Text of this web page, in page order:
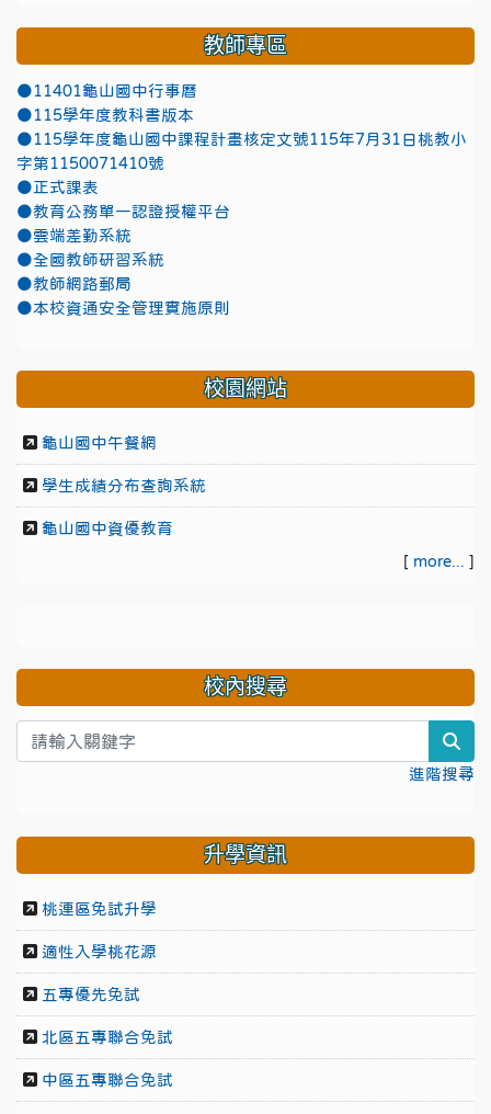
教師專區
●11401龜山國中行事曆
●115學年度教科書版本
●115學年度龜山國中課程計畫核定文號115年7月31日桃教小
字第1150071410號
●正式課表
●教育公務單一認證授權平台
●雲端差勤系統
●全國教師研習系統
●教師網路郵局
●本校資通安全管理實施原則
校園網站
龜山國中午餐網
學生成績分布查詢系統
龜山國中資優教育
[ more... ]
校內搜尋
進階搜尋
升學資訊
桃連區免試升學
適性入學桃花源
五專優先免試
北區五專聯合免試
中區五專聯合免試